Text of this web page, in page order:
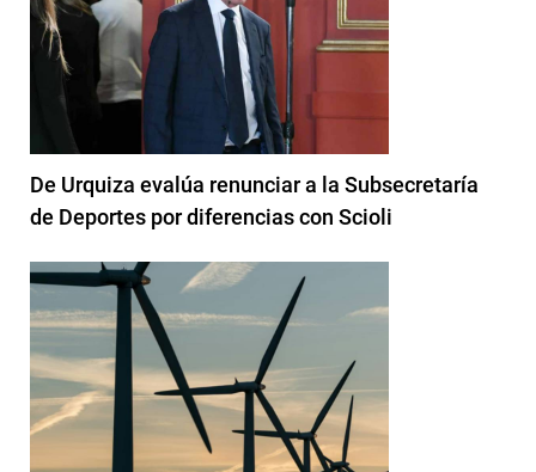
De Urquiza evalúa renunciar a la Subsecretaría
de Deportes por diferencias con Scioli